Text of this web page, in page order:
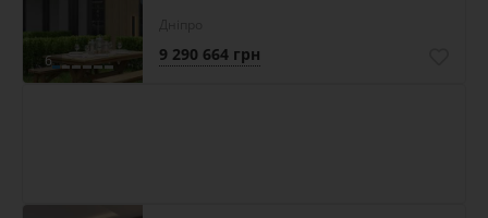
6 9 290 664 грн